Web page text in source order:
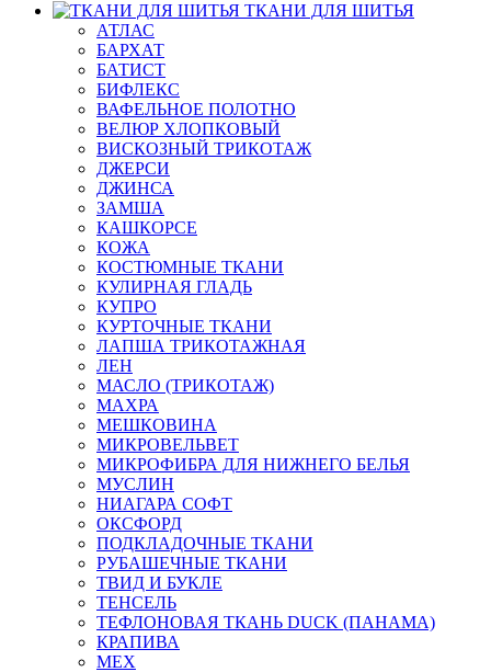
ТКАНИ ДЛЯ ШИТЬЯ
АТЛАС
БАРХАТ
БАТИСТ
БИФЛЕКС
ВАФЕЛЬНОЕ ПОЛОТНО
ВЕЛЮР ХЛОПКОВЫЙ
ВИСКОЗНЫЙ ТРИКОТАЖ
ДЖЕРСИ
ДЖИНСА
ЗАМША
КАШКОРСЕ
КОЖА
КОСТЮМНЫЕ ТКАНИ
КУЛИРНАЯ ГЛАДЬ
КУПРО
КУРТОЧНЫЕ ТКАНИ
ЛАПША ТРИКОТАЖНАЯ
ЛЕН
МАСЛО (ТРИКОТАЖ)
МАХРА
МЕШКОВИНА
МИКРОВЕЛЬВЕТ
МИКРОФИБРА ДЛЯ НИЖНЕГО БЕЛЬЯ
МУСЛИН
НИАГАРА СОФТ
ОКСФОРД
ПОДКЛАДОЧНЫЕ ТКАНИ
РУБАШЕЧНЫЕ ТКАНИ
ТВИД И БУКЛЕ
ТЕНСЕЛЬ
ТЕФЛОНОВАЯ ТКАНЬ DUCK (ПАНАМА)
КРАПИВА
МЕХ